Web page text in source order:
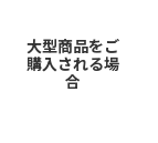
大型商品をご
購入される場
合